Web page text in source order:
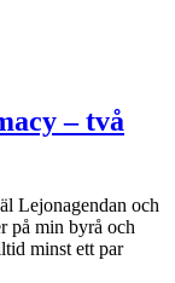
– två
Lejonagendan och
på min byrå och
minst ett par